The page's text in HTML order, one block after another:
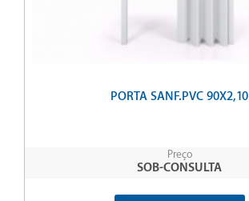
PORTA SANF.PVC 90X2,10
Preço
SOB-CONSULTA